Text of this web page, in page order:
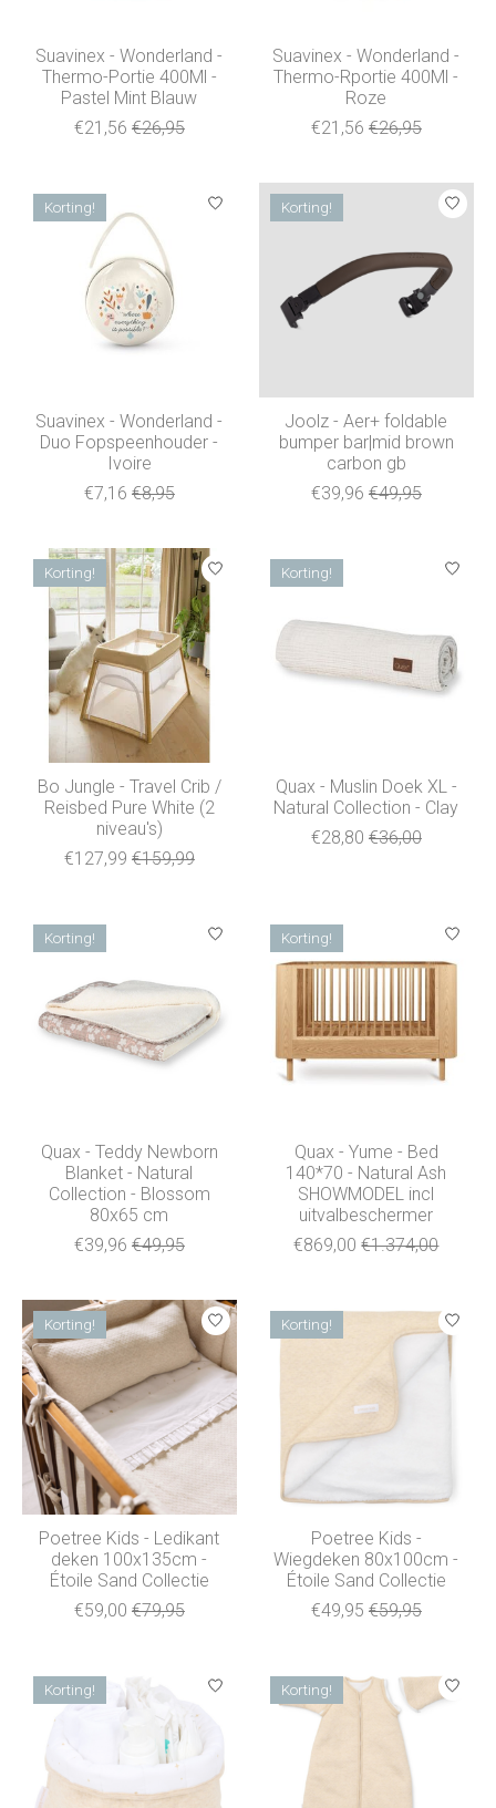
Suavinex - Wonderland -
Thermo-Portie 400Ml -
Pastel Mint Blauw
€21,56 €26,95
Suavinex - Wonderland -
Thermo-Rportie 400Ml -
Roze
€21,56 €26,95
Korting!
Suavinex - Wonderland -
Duo Fopspeenhouder -
Ivoire
€7,16 €8,95
Korting!
Joolz - Aer+ foldable
bumper bar|mid brown
carbon gb
€39,96 €49,95
Korting!
Bo Jungle - Travel Crib /
Reisbed Pure White (2
niveau's)
€127,99 €159,99
Korting!
Quax - Muslin Doek XL -
Natural Collection - Clay
€28,80 €36,00
Korting!
Quax - Teddy Newborn
Blanket - Natural
Collection - Blossom
80x65 cm
€39,96 €49,95
Korting!
Quax - Yume - Bed
140*70 - Natural Ash
SHOWMODEL incl
uitvalbeschermer
€869,00 €1.374,00
Korting!
Poetree Kids - Ledikant
deken 100x135cm -
Étoile Sand Collectie
€59,00 €79,95
Korting!
Poetree Kids -
Wiegdeken 80x100cm -
Étoile Sand Collectie
€49,95 €59,95
Korting! Korting!